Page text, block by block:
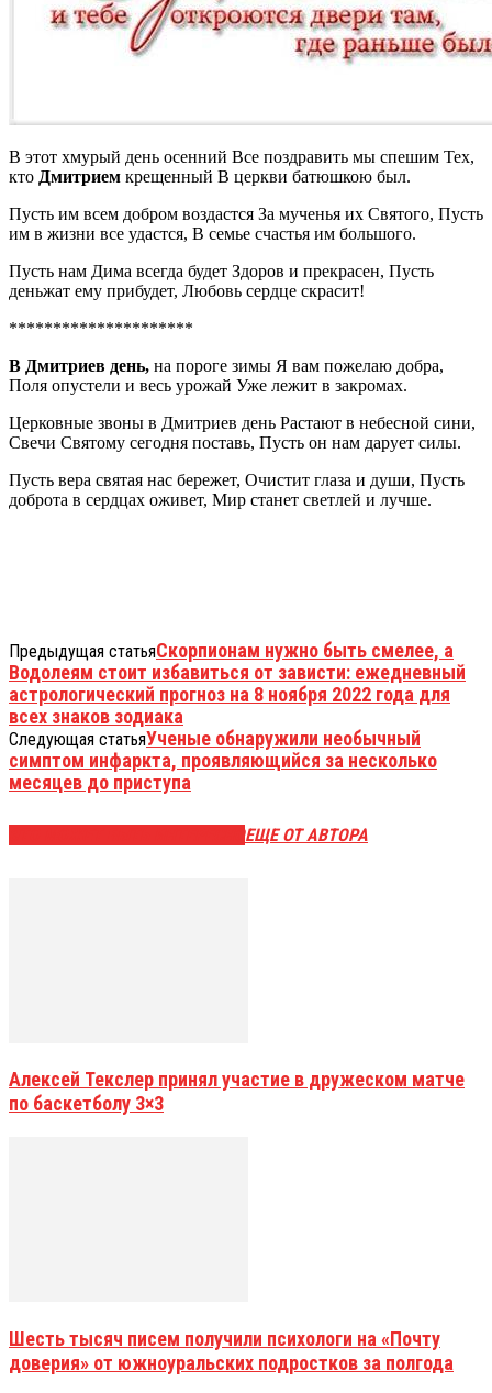
В этот хмурый день осенний Все поздравить мы спешим Тех,
кто Дмитрием крещенный В церкви батюшкою был.
Пусть им всем добром воздастся За мученья их Святого, Пусть
им в жизни все удастся, В семье счастья им большого.
Пусть нам Дима всегда будет Здоров и прекрасен, Пусть
деньжат ему прибудет, Любовь сердце скрасит!
*********************
В Дмитриев день, на пороге зимы Я вам пожелаю добра,
Поля опустели и весь урожай Уже лежит в закромах.
Церковные звоны в Дмитриев день Растают в небесной сини,
Свечи Святому сегодня поставь, Пусть он нам дарует силы.
Пусть вера святая нас бережет, Очистит глаза и души, Пусть
доброта в сердцах оживет, Мир станет светлей и лучше.
Предыдущая статьяСкорпионам нужно быть смелее, а
Водолеям стоит избавиться от зависти: ежедневный
астрологический прогноз на 8 ноября 2022 года для
всех знаков зодиака
Следующая статьяУченые обнаружили необычный
симптом инфаркта, проявляющийся за несколько
месяцев до приступа
ЕЩЕ ОТ АВТОРА
Алексей Текслер принял участие в дружеском матче
по баскетболу 3×3
Шесть тысяч писем получили психологи на «Почту
доверия» от южноуральских подростков за полгода